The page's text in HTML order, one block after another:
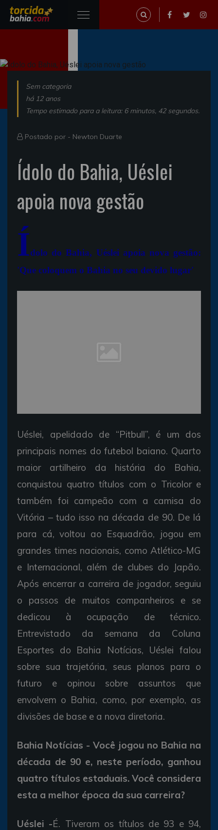
Sem categoria
há 12 anos
Tempo estimado para a leitura: 6 minutos, 42 segundos.
Postado por - Newton Duarte
Ídolo do Bahia, Uéslei
apoia nova gestão
Ídolo do Bahia, Uéslei apoia nova gestão:
'Que coloquem o Bahia no seu devido lugar'
Uéslei, apelidado de “Pitbull”, é um dos
principais nomes do futebol baiano. Quarto
maior artilheiro da história do Bahia,
conquistou quatro títulos com o Tricolor e
também foi campeão com a camisa do
Vitória – tudo isso na década de 90. De lá
para cá, voltou ao Esquadrão, jogou em
grandes times nacionais, como Atlético-MG
e Internacional, além de clubes do Japão.
Após encerrar a carreira de jogador, seguiu
o passos de muitos companheiros e se
dedicou à ocupação de técnico.
Entrevistado da semana da Coluna
Esportes do Bahia Notícias, Uéslei falou
sobre sua trajetória, seus planos para o
futuro e opinou sobre assuntos que
envolvem o Bahia, como, por exemplo, as
divisões de base e a nova diretoria.
Bahia Notícias - Você jogou no Bahia na
década de 90 e, neste período, ganhou
quatro títulos estaduais. Você considera
esta a melhor época da sua carreira?
Uéslei -É. Tiveram os títulos de 93 e 94,